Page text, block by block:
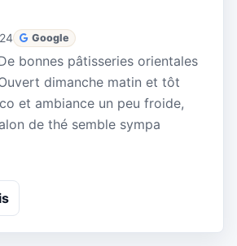
Google
bonnes pâtisseries orientales
dimanche matin et tôt
et ambiance un peu froide,
de thé semble sympa